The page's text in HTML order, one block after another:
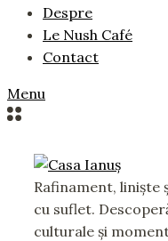
Despre
Le Nush Café
Contact
Menu
Rafinament,
cu suflet.
culturale și